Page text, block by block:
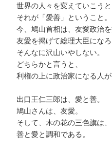
世界の人々を変えていこうと
それが「愛善」ということ。
今、鳩山首相は、友愛政治を
友愛を掲げて総理大臣になろ
そんなに沢山いやしない。
どちらかと言うと、
利権の上に政治家になる人が
出口王仁三郎は、愛と善。
鳩山さんは、友愛。
そして、木の花の三色旗は、
善と愛と調和である。